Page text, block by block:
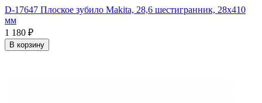
D-17647 Плоское зубило Makita, 28,6 шестигранник, 28х410
мм
1 180 ₽
В корзину